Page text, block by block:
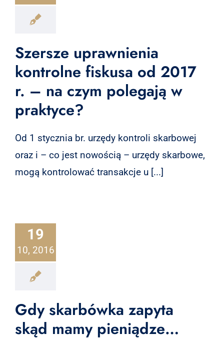
Szersze uprawnienia
kontrolne fiskusa od 2017
r. – na czym polegają w
praktyce?
Od 1 stycznia br. urzędy kontroli skarbowej
oraz i – co jest nowością – urzędy skarbowe,
mogą kontrolować transakcje u [...]
19
10, 2016
Gdy skarbówka zapyta
skąd mamy pieniądze…